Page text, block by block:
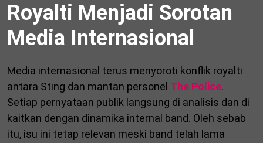
Royalti Menjadi Sorotan
Media Internasional
Media internasional terus menyoroti konflik royalti
antara Sting dan mantan personel The Police.
Setiap pernyataan publik langsung di analisis dan di
kaitkan dengan dinamika internal band. Oleh sebab
itu, isu ini tetap relevan meski band telah lama